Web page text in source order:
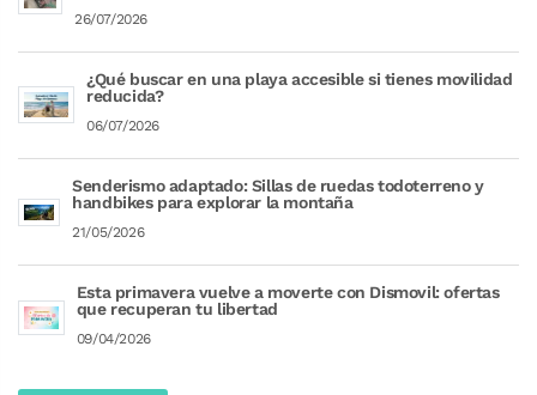
26/07/2026
¿Qué buscar en una playa accesible si tienes movilidad
reducida?
06/07/2026
Senderismo adaptado: Sillas de ruedas todoterreno y
handbikes para explorar la montaña
21/05/2026
Esta primavera vuelve a moverte con Dismovil: ofertas
que recuperan tu libertad
09/04/2026